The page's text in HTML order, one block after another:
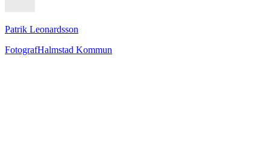
Patrik Leonardsson
FotografHalmstad Kommun